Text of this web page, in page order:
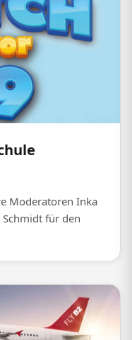
Moderatoren Inka
für den